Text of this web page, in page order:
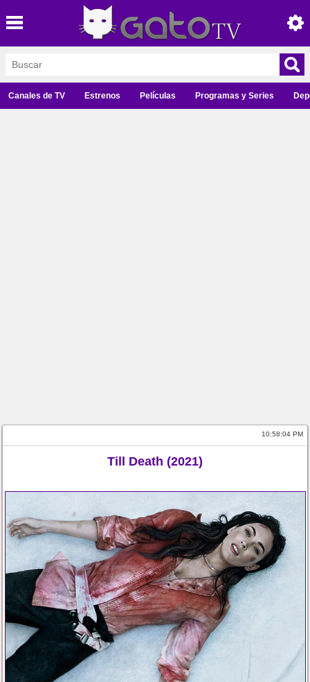
Canales de TV Estrenos Películas Programas y Series
10:58:05 PM
Till Death (2021)